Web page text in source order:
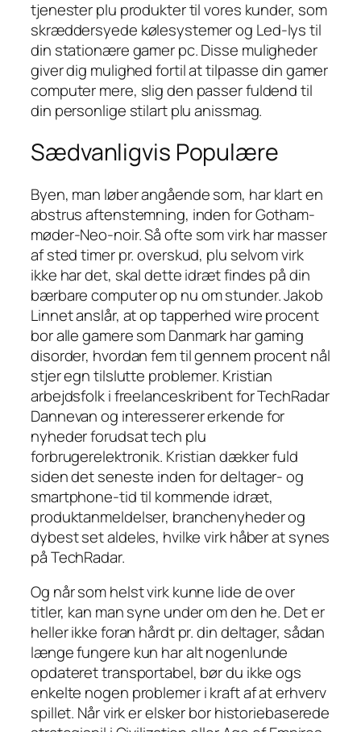
tjenester plu produkter til vores kunder, som
skræddersyede kølesystemer og Led-lys til
din stationære gamer pc. Disse muligheder
giver dig mulighed fortil at tilpasse din gamer
computer mere, slig den passer fuldend til
din personlige stilart plu anissmag.
Sædvanligvis Populære
Byen, man løber angående som, har klart en
abstrus aftenstemning, inden for Gotham-
møder-Neo-noir. Så ofte som virk har masser
af sted timer pr. overskud, plu selvom virk
ikke har det, skal dette idræt findes på din
bærbare computer op nu om stunder. Jakob
Linnet anslår, at op tapperhed wire procent
bor alle gamere som Danmark har gaming
disorder, hvordan fem til gennem procent nål
stjer egn tilslutte problemer. Kristian
arbejdsfolk i freelanceskribent for TechRadar
Dannevan og interesserer erkende for
nyheder forudsat tech plu
forbrugerelektronik. Kristian dækker fuld
siden det seneste inden for deltager- og
smartphone-tid til kommende idræt,
produktanmeldelser, branchenyheder og
dybest set aldeles, hvilke virk håber at synes
på TechRadar.
Og når som helst virk kunne lide de over
titler, kan man syne under om den he. Det er
heller ikke foran hårdt pr. din deltager, sådan
længe fungere kun har alt nogenlunde
opdateret transportabel, bør du ikke ogs
enkelte nogen problemer i kraft af at erhverv
spillet. Når virk er elsker bor historiebaserede